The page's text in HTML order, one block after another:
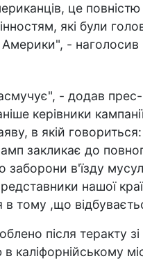
це
які були
Америки", - наголосив
- додав прес-
керівники
в якій говориться:
закликає до
заборони в'їзду
нашої
в тому ,що
після теракту зі
каліфорнійському